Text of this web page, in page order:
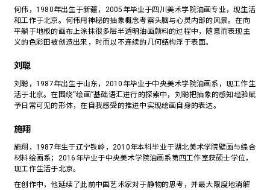
何伟，1980年出生于新疆，2005年毕业于四川美术学院油画专业，现生活
和工作于北京。何伟用神秘的抽象概念考察头脑与心灵内部的风景。在向
平躺于地板的画布上涂抹很多层半透明油画颜料的过程中，随意而表现主
义的色彩田被创造出来，时而以不连续的几何结构浮于表面。
刘聪
刘聪，1987年出生于山东，2010年毕业于中央美术学院油画系，现工作生
活于北京。在围绕“绘画”基础语汇进行的探索中，刘聪把抽象的感知经验赋
予日常可见的形体，在自我感受的推进中实现绘画自身的表达。
施翔
施翔，1987年生于辽宁铁岭，2010年本科毕业于湖北美术学院壁画与综合
材料绘画系；2016年毕业于中央美术学院油画系第四工作室获硕士学位，
现工作生活于北京。
在创作中，他延续了此前中国艺术家对于静物的思考，并最大限度地消解